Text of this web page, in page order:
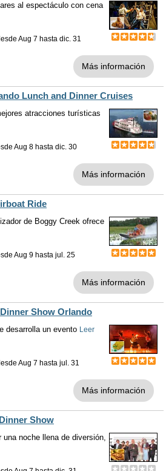
al espectáculo con cena
Aug 7 hasta dic. 31
Más información
Lunch and Dinner Cruises
atracciones turísticas
Aug 8 hasta dic. 30
Más información
Ride
de Boggy Creek ofrece
Aug 9 hasta jul. 25
Más información
Show Orlando
desarrolla un evento Leer
Aug 7 hasta jul. 31
Más información
Show
noche llena de diversión,